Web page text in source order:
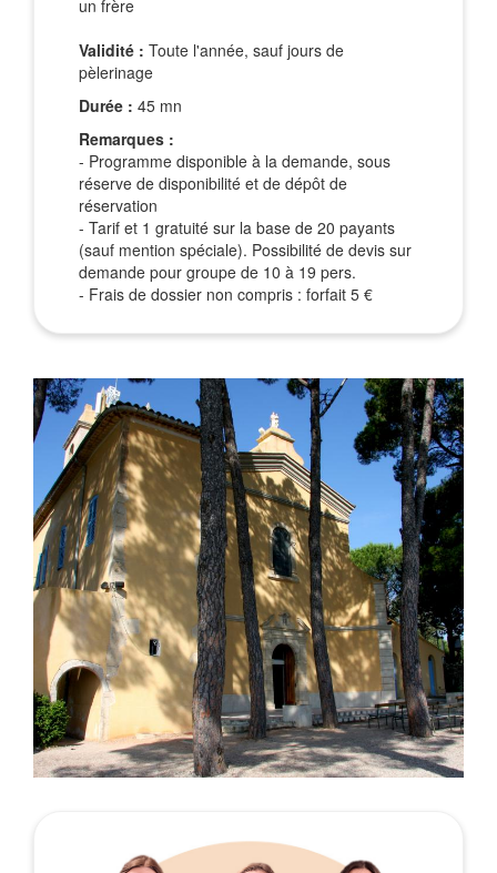
un frère
Validité : Toute l'année, sauf jours de
pèlerinage
Durée : 45 mn
Remarques :
- Programme disponible à la demande, sous
réserve de disponibilité et de dépôt de
réservation
- Tarif et 1 gratuité sur la base de 20 payants
(sauf mention spéciale). Possibilité de devis sur
demande pour groupe de 10 à 19 pers.
- Frais de dossier non compris : forfait 5 €